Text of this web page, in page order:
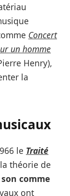
Concert
un homme
Henry),
la
le Traité
théorie de
comme
ont